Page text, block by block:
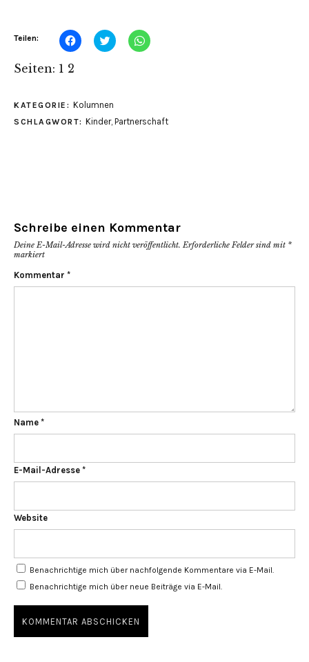
Teilen: Klick,
um
in
neuem
Fenster
geöffnet)
Klick,
um
in
neuem
Fenster
geöffnet)
Klicken,
um
Fenster
geöffnet)
Seiten: 1 2
KATEGORIE: Kolumnen
SCHLAGWORT: Kinder, Partnerschaft
Schreibe einen Kommentar
Deine E-Mail-Adresse wird nicht veröffentlicht. Erforderliche Felder sind mit *
markiert
Kommentar *
Name *
E-Mail-Adresse *
Website
Benachrichtige mich über nachfolgende Kommentare via E-Mail.
Benachrichtige mich über neue Beiträge via E-Mail.